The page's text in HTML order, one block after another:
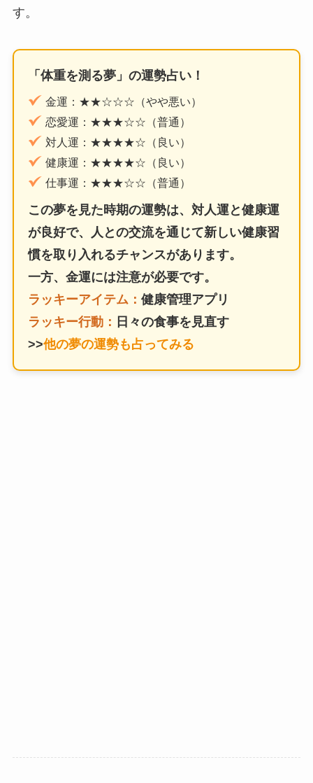
す。
「体重を測る夢」の運勢占い！
金運：★★☆☆☆（やや悪い）
恋愛運：★★★☆☆（普通）
対人運：★★★★☆（良い）
健康運：★★★★☆（良い）
仕事運：★★★☆☆（普通）
この夢を見た時期の運勢は、対人運と健康運
が良好で、人との交流を通じて新しい健康習
慣を取り入れるチャンスがあります。
一方、金運には注意が必要です。
ラッキーアイテム： 健康管理アプリ
ラッキー行動： 日々の食事を見直す
>>他の夢の運勢も占ってみる